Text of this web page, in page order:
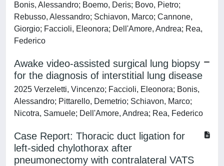
Bonis, Alessandro; Boemo, Deris; Bovo, Pietro;
Rebusso, Alessandro; Schiavon, Marco; Cannone,
Giorgio; Faccioli, Eleonora; Dell'Amore, Andrea; Rea,
Federico
Awake video-assisted surgical lung biopsy
for the diagnosis of interstitial lung disease
2025 Verzeletti, Vincenzo; Faccioli, Eleonora; Bonis,
Alessandro; Pittarello, Demetrio; Schiavon, Marco;
Nicotra, Samuele; Dell'Amore, Andrea; Rea, Federico
Case Report: Thoracic duct ligation for
left-sided chylothorax after
pneumonectomy with contralateral VATS